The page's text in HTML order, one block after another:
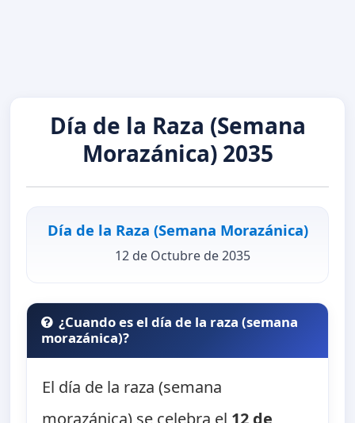
Día de la Raza (Semana
Morazánica) 2035
Día de la Raza (Semana Morazánica)
12 de Octubre de 2035
¿Cuando es el día de la raza (semana
morazánica)?
El día de la raza (semana